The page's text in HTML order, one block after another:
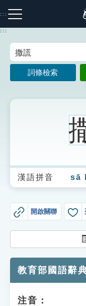
到
主
:::
注音索引圖示
生字詞彙表
成語故事
索引選單
單字索引
:::
詞條檢索
漢語拼音 sā
開啟關聯
教育部國語辭
注音：